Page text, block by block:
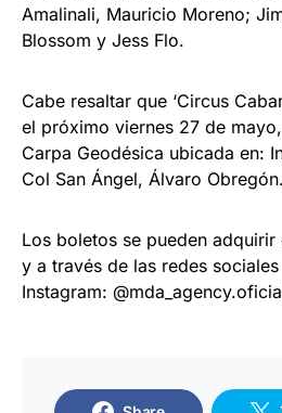
Amalinali, Mauricio Moreno;
Blossom y Jess Flo.
Cabe resaltar que ‘Circus
el próximo viernes 27 de
Carpa Geodésica ubicada en:
Col San Ángel, Álvaro Obregón.
Los boletos se pueden
y a través de las redes
Instagram: